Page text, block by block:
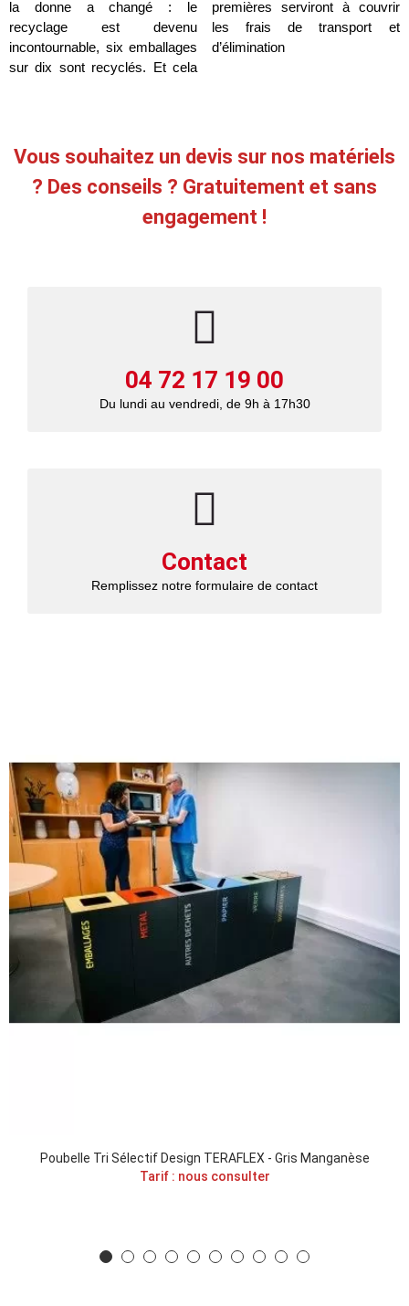
la donne a changé : le
recyclage est devenu
incontournable, six emballages
sur dix sont recyclés. Et cela
premières serviront à couvrir
les frais de transport et
d’élimination
Vous souhaitez un devis sur nos matériels
? Des conseils ? Gratuitement et sans
engagement !
04 72 17 19 00
Du lundi au vendredi, de 9h à 17h30
Contact
Remplissez notre formulaire de contact
Poubelle Tri Sélectif Design TERAFLEX - Gris Manganèse
Tarif : nous consulter